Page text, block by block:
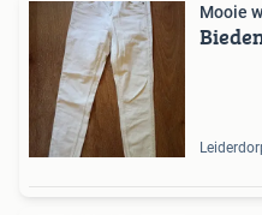
Mooie